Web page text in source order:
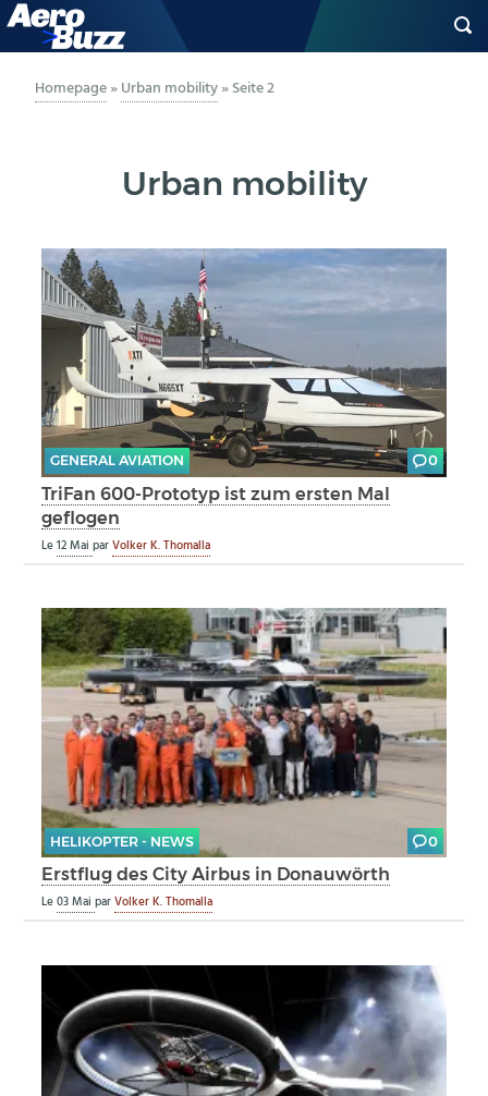
GENERAL AVIATION
LUFTVERKEHR
MILITÄR
INDUSTRIE
HELIKOPTER
BERUFE
AERO-KULTUR
Homepage»Urban mobility»Seite 2
Urban mobility
GENERAL AVIATION 0
TriFan 600-Prototyp ist zum ersten Mal
geflogen
Le12 MaiparVolker K. Thomalla
HELIKOPTER - NEWS 0
Erstflug des City Airbus in Donauwörth
Le03 MaiparVolker K. Thomalla